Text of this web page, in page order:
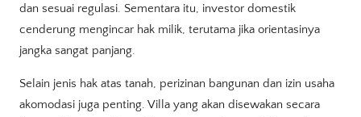
dan sesuai regulasi. Sementara itu, investor domestik
cenderung mengincar hak milik, terutama jika orientasinya
jangka sangat panjang.
Selain jenis hak atas tanah, perizinan bangunan dan izin usaha
akomodasi juga penting. Villa yang akan disewakan secara